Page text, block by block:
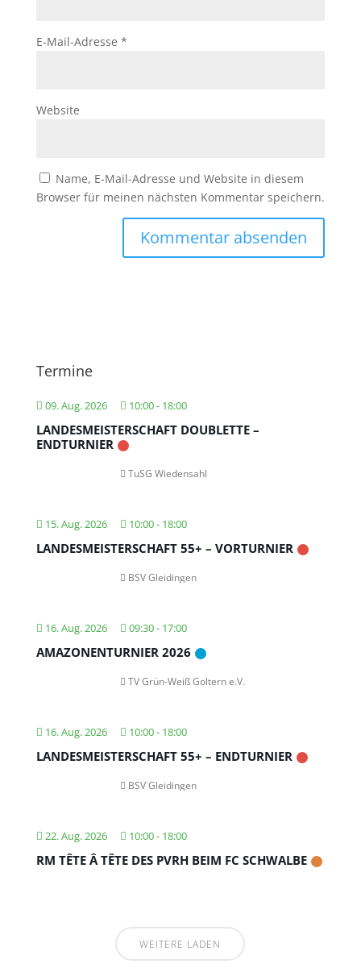
E-Mail-Adresse *
Website
Name, E-Mail-Adresse und Website in diesem
Browser für meinen nächsten Kommentar speichern.
Termine
09. Aug. 2026 10:00- 18:00
LANDESMEISTERSCHAFT DOUBLETTE –
ENDTURNIER
TuSG Wiedensahl
15. Aug. 2026 10:00- 18:00
LANDESMEISTERSCHAFT 55+ – VORTURNIER
BSV Gleidingen
16. Aug. 2026 09:30- 17:00
AMAZONENTURNIER 2026
TV Grün-Weiß Goltern e.V.
16. Aug. 2026 10:00- 18:00
LANDESMEISTERSCHAFT 55+ – ENDTURNIER
BSV Gleidingen
22. Aug. 2026 10:00- 18:00
RM TÊTE Â TÊTE DES PVRH BEIM FC SCHWALBE
WEITERE LADEN